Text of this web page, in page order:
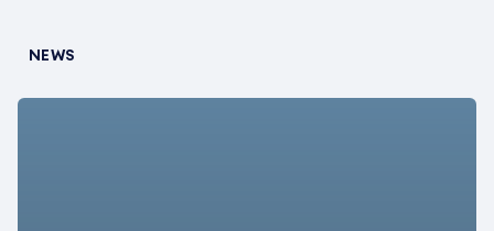
NEWS